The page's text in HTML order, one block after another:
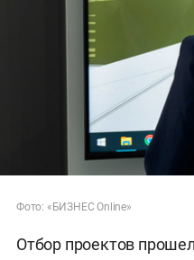
Фото: «БИЗНЕС Online»
Отбор проектов